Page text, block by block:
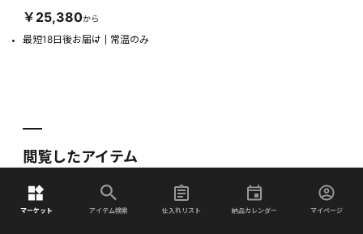
マーケット アイテム検索 仕入れリスト 納品カレンダー マイページ
￥25,380から
最短18日後お届け 常温のみ
閲覧したアイテム